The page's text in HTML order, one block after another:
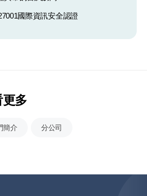
國際資訊安全認證
更多
簡介 分公司